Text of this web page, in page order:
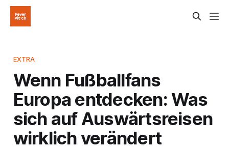
EXTRA
Wenn Fußballfans
Europa entdecken: Was
sich auf Auswärtsreisen
wirklich verändert